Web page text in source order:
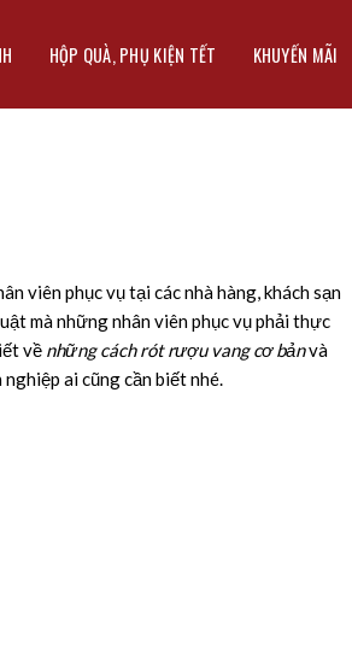
HỘP QUÀ, PHỤ KIỆN TẾT KHUYẾN MÃI
viên phục vụ tại các nhà hàng, khách sạn
mà những nhân viên phục vụ phải thực
về những cách rót rượu vang cơ bảnvà
ai cũng cần biết nhé.